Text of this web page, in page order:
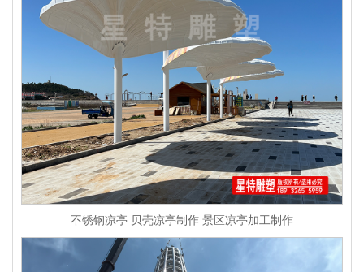
不锈钢凉亭 贝壳凉亭制作 景区凉亭加工制作